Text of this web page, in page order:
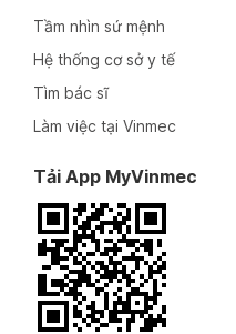
Tầm nhìn sứ mệnh
Hệ thống cơ sở y tế
Tìm bác sĩ
Làm việc tại Vinmec
Tải App MyVinmec